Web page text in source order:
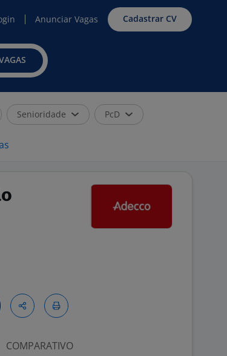
Anunciar Vagas Cadastrar CV
Senioridade PcD
COMPARATIVO